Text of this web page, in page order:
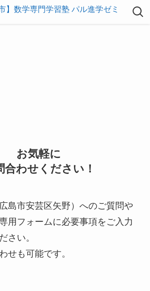
お気軽に
合わせください！
島市安芸区矢野）へのご質問や
用フォームに必要事項をご入力
さい。
せも可能です。